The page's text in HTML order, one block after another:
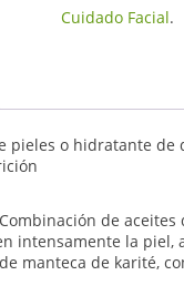
Cuidado Facial.
pieles o hidratante de
de aceites
intensamente la piel,
manteca de karité,